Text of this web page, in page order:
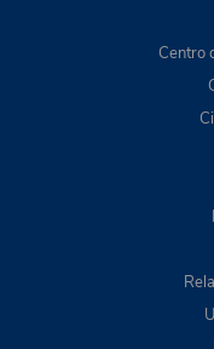
Centro